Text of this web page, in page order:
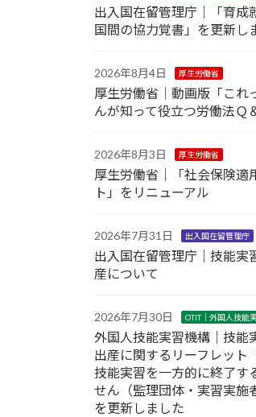
出入国在留管理庁｜「育成
国間の協力覚書」を更新し
2026年8月4日 厚生労働省
厚生労働省｜動画版「これ
んが知って役立つ労働法Ｑ
2026年8月3日 厚生労働省
厚生労働省｜「社会保険適
ト」をリニューアル
2026年7月31日 出入国在留管理庁
出入国在留管理庁｜技能実
産について
2026年7月30日 OTIT｜外国人技能
外国人技能実習機構｜技能
出産に関するリーフレット
技能実習を一方的に終了す
せん（監理団体・実習実施
を更新しました